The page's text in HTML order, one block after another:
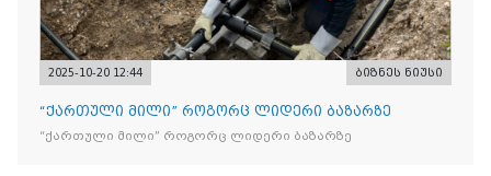
2025-10-20 12:44 ბიზნეს ნიუსი
“ქართული მილი” როგორც ლიდერი ბაზარზე
“ქართული მილი” როგორც ლიდერი ბაზარზე